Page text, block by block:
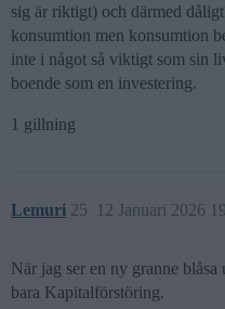
sig är riktigt) och därmed
konsumtion men konsumtion
inte i något så viktigt som sin
boende som en investering.
1 gillning
Lemuri 12 Januari 2026
25
När jag ser en ny granne
bara Kapitalförstöring.